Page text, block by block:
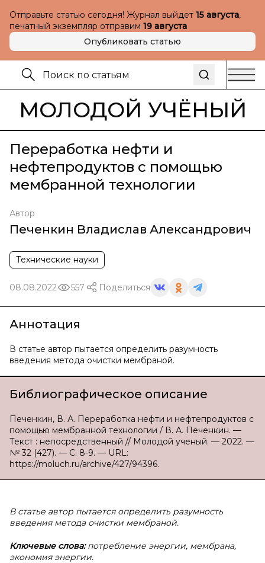
Отправьте статью сегодня! Журнал выйдет 15 августа,
печатный экземпляр отправим 19 августа
Опубликовать статью
МОЛОДОЙ УЧЁНЫЙ
Переработка нефти и
нефтепродуктов с помощью
мембранной технологии
Автор
Печенкин Владислав Александрович
Технические науки
08.08.2022 557 Поделиться
Аннотация
В статье автор пытается определить разумность
введения метода очистки мембраной.
Библиографическое описание
Печенкин, В. А. Переработка нефти и нефтепродуктов с
помощью мембранной технологии / В. А. Печенкин. —
Текст : непосредственный // Молодой ученый. — 2022. —
№ 32 (427). — С. 8-9. — URL:
https://moluch.ru/archive/427/94396.
В статье автор пытается определить разумность
введения метода очистки мембраной.
Ключевые слова:потребление энергии, мембрана,
экономия энергии.